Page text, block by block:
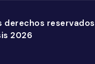
derechos
2026